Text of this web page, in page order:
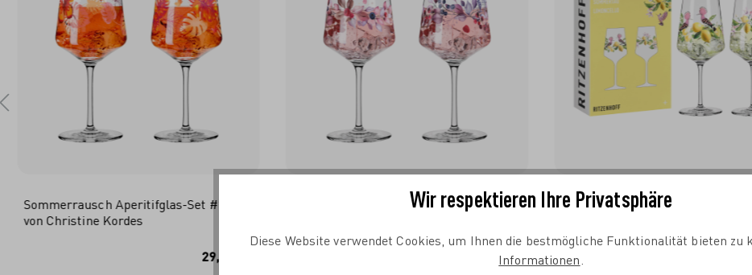
Sommerrausch Aperitifglas-Set #1, #2
von Christine Kordes
29,95 €*
IN DEN WARENKORB
Sommersonett Aperitifglas-Set F23 von
19,95 €*
IN DEN WARENKORB
Sommertau Limoncello
Wir respektieren Ihre Privatsphäre
Diese Website verwendet Cookies, um Ihnen die bestmögliche Funktionalität bieten zu
Informationen